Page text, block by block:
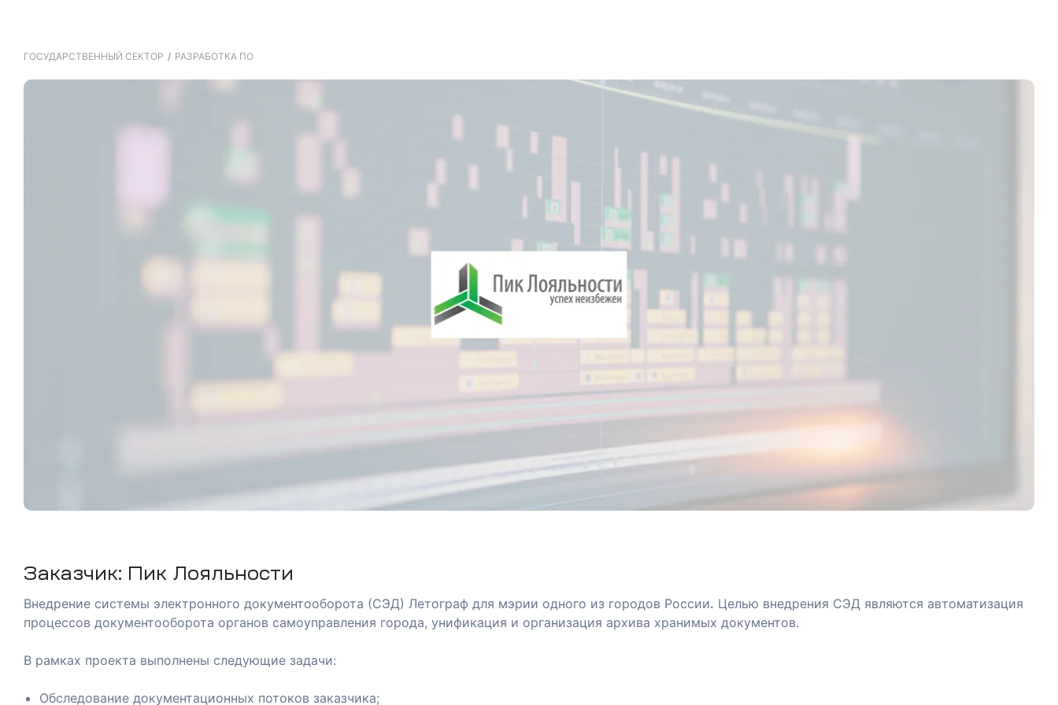
ГОСУДАРСТВЕННЫЙ СЕКТОР / РАЗРАБОТКА ПО
Заказчик: Пик Лояльности
Внедрение системы электронного документооборота (СЭД) Летограф для мэрии одного из городов России. Целью внедрения СЭД являются автоматизация
процессов документооборота органов самоуправления города, унификация и организация архива хранимых документов.
В рамках проекта выполнены следующие задачи:
Обследование документационных потоков заказчика;